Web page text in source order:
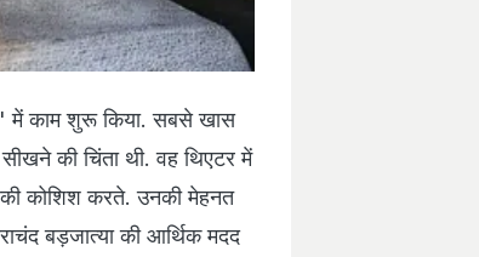
में काम शुरू किया. सबसे खास
की चिंता थी. वह थिएटर में
कोशिश करते. उनकी मेहनत
बड़जात्या की आर्थिक मदद